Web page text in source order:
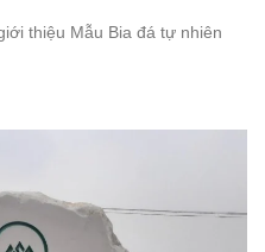
thiệu Mẫu Bia đá tự nhiên